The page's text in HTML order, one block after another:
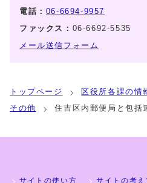
電話： 06-6694-9957
ファックス： 06-6692-5535
メール送信フォーム
トップページ 区役所各課の情
その他
住吉区内郵便局と包括
サイトの使い方 サイトの考え